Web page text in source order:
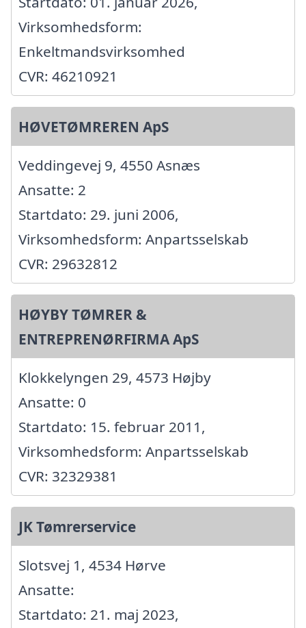
Virksomhedsform:
Enkeltmandsvirksomhed
CVR: 46210921
HØVETØMREREN ApS
Veddingevej 9, 4550 Asnæs
Ansatte: 2
Startdato: 29. juni 2006,
Virksomhedsform: Anpartsselskab
CVR: 29632812
HØYBY TØMRER &
ENTREPRENØRFIRMA ApS
Klokkelyngen 29, 4573 Højby
Ansatte: 0
Startdato: 15. februar 2011,
Virksomhedsform: Anpartsselskab
CVR: 32329381
JK Tømrerservice
Slotsvej 1, 4534 Hørve
Ansatte:
Startdato: 21. maj 2023,